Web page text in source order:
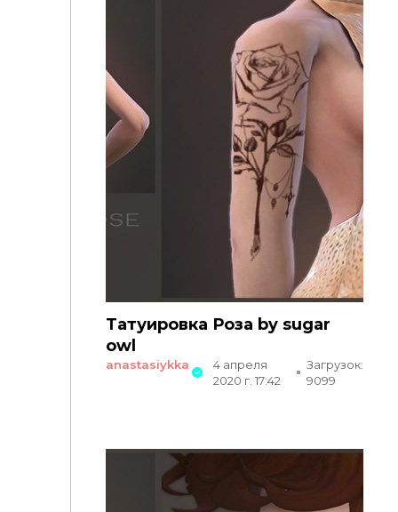
Татуировка Роза by sugar
owl
anastasiykka
4 апреля
2020 г. 17:42
Загрузок:
9099